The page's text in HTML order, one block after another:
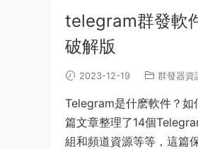
telegram群發軟
破解版
2023-12-19 群發器資
Telegram是什麽軟件？
篇文章整理了14個
組和頻道資源等等，這篇